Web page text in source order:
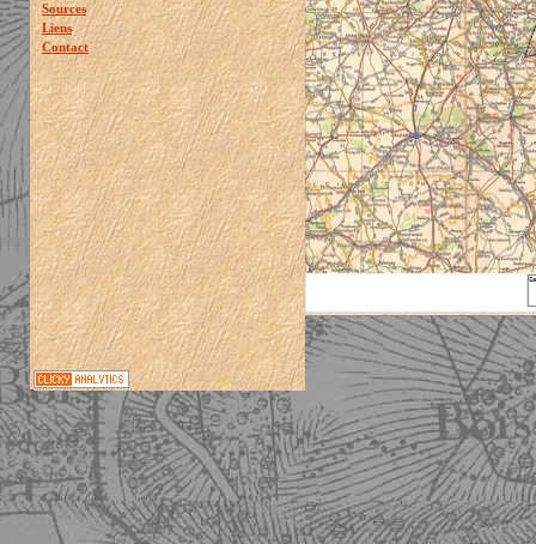
Sources
Liens
Contact